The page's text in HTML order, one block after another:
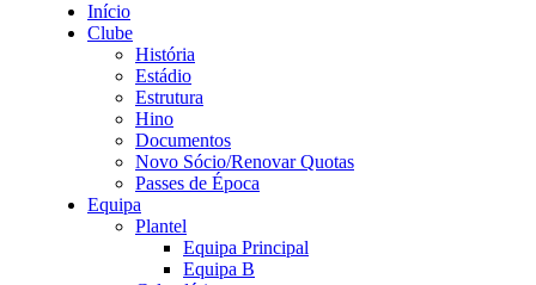
Início
Clube
História
Estádio
Estrutura
Hino
Documentos
Novo Sócio/Renovar Quotas
Passes de Época
Equipa
Plantel
Equipa Principal
Equipa B